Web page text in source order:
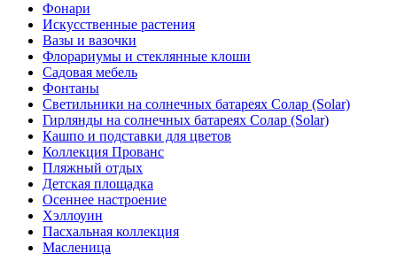
Фонари
Искусственные растения
Вазы и вазочки
Флорариумы и стеклянные клоши
Садовая мебель
Фонтаны
Светильники на солнечных батареях Солар (Solar)
Гирлянды на солнечных батареях Солар (Solar)
Кашпо и подставки для цветов
Коллекция Прованс
Пляжный отдых
Детская площадка
Осеннее настроение
Хэллоуин
Пасхальная коллекция
Масленица